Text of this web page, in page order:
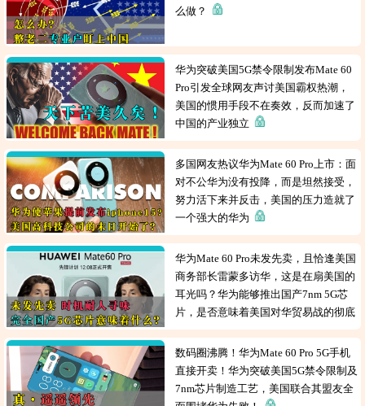
么做？
华为突破美国5G禁令限制发布Mate 60
Pro引发全球网友声讨美国霸权热潮，
美国的惯用手段不在奏效，反而加速了
中国的产业独立
多国网友热议华为Mate 60 Pro上市：面
对不公华为没有投降，而是坦然接受，
努力活下来并反击，美国的压力造就了
一个强大的华为
华为Mate 60 Pro未发先卖，且恰逢美国
商务部长雷蒙多访华，这是在扇美国的
耳光吗？华为能够推出国产7nm 5G芯
片，是否意味着美国对华贸易战的彻底
失败？
数码圈沸腾！华为Mate 60 Pro 5G手机
直接开卖！华为突破美国5G禁令限制及
7nm芯片制造工艺，美国联合其盟友全